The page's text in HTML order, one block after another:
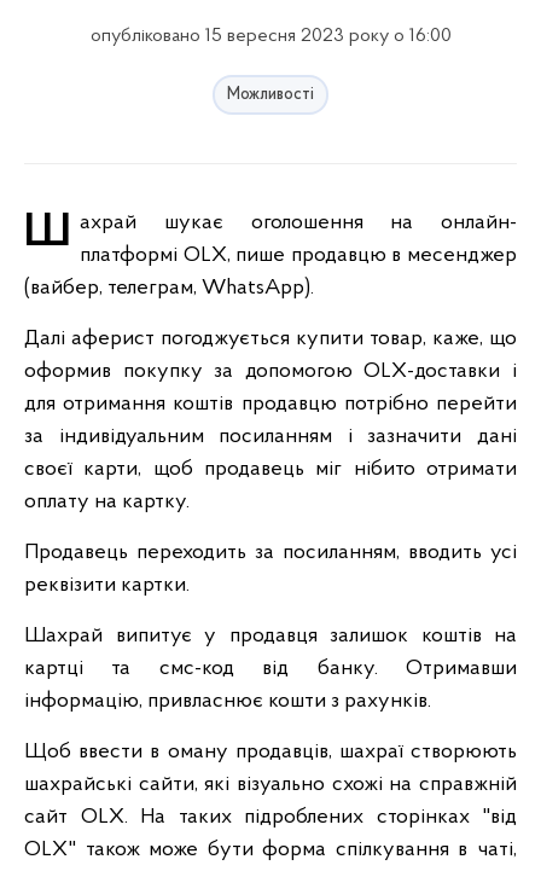
опубліковано 15 вересня 2023 року о 16:00
Можливості
Шахрай шукає оголошення на онлайн- платформі OLX, пише продавцю в месенджер
(вайбер, телеграм, WhatsApp).
Далі аферист погоджується купити товар, каже, що
оформив покупку за допомогою OLX-доставки і
для отримання коштів продавцю потрібно перейти
за індивідуальним посиланням і зазначити дані
своєї карти, щоб продавець міг нібито отримати
оплату на картку.
Продавець переходить за посиланням, вводить усі
реквізити картки.
Шахрай випитує у продавця залишок коштів на
картці та смс-код від банку. Отримавши
інформацію, привласнює кошти з рахунків.
Щоб ввести в оману продавців, шахраї створюють
шахрайські сайти, які візуально схожі на справжній
сайт OLX. На таких підроблених сторінках "від
OLX" також може бути форма спілкування в чаті,